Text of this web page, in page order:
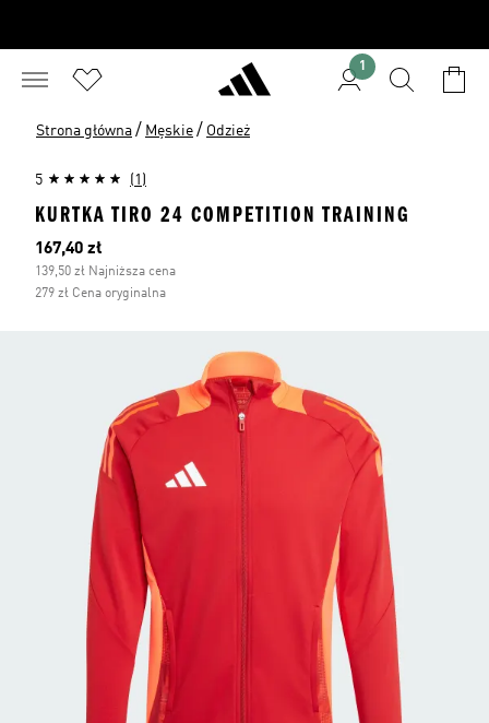
1
Strona główna / Męskie / Odzież
5 (1)
KURTKA TIRO 24 COMPETITION TRAINING
Bieżąca cena
167,40 zł
139,50 zł Najniższa cena
279 zł Cena oryginalna